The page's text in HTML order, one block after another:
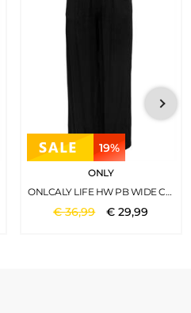
19%
ONLY
ONLCALY LIFE HW PB WIDE CROP PNT NOOS BLACK 1
€36,99 €29,99